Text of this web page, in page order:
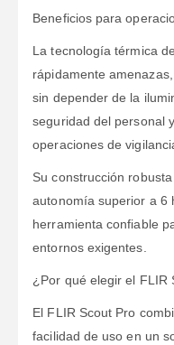
Beneficios para
La tecnología térmica
rápidamente
sin depender de la
seguridad del personal
operaciones de
Su construcción
autonomía superior a 6
herramienta confiable
entornos exigentes.
¿Por qué elegir el FLIR
El FLIR Scout Pro
facilidad de uso en un